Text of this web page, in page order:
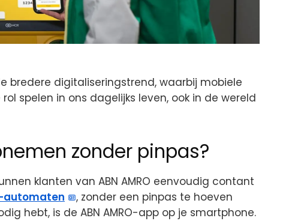
bredere digitaliseringstrend, waarbij mobiele
spelen in ons dagelijks leven, ook in de wereld
zonder pinpas?
klanten van ABN AMRO eenvoudig contant
, zonder een pinpas te hoeven
hebt, is de ABN AMRO-app op je smartphone.